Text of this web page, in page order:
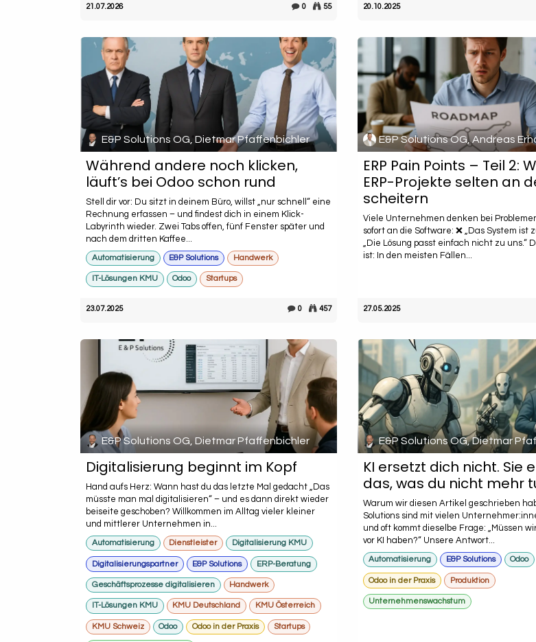
21.07.2026 0 55 20.10.2025
E&P Solutions OG, Dietmar Pfaffenbichler
Während andere noch klicken,
läuft’s bei Odoo schon rund
Stell dir vor: Du sitzt in deinem Büro, willst „nur schnell“ eine
Rechnung erfassen – und findest dich in einem Klick-
Labyrinth wieder. Zwei Tabs offen, fünf Fenster später und
nach dem dritten Kaffee...
Automatisierung E&P Solutions Handwerk
IT-Lösungen KMU Odoo Startups
23.07.2025 0 457
E&P Solutions OG, Andreas
ERP Pain Points – Teil 2:
ERP-Projekte selten an
scheitern
Viele Unternehmen denken bei
sofort an die Software: ❌ „Das System ist
„Die Lösung passt einfach nicht zu uns.“
ist: In den meisten Fällen...
27.05.2025
E&P Solutions OG, Dietmar Pfaffenbichler
Digitalisierung beginnt im Kopf
Hand aufs Herz: Wann hast du das letzte Mal gedacht „Das
müsste man mal digitalisieren“ – und es dann direkt wieder
beiseite geschoben? Willkommen im Alltag vieler kleiner
und mittlerer Unternehmen in...
Automatisierung Dienstleister Digitalisierung KMU
Digitalisierungspartner E&P Solutions ERP-Beratung
Geschäftsprozesse digitalisieren Handwerk
IT-Lösungen KMU KMU Deutschland KMU Österreich
KMU Schweiz Odoo Odoo in der Praxis Startups
E&P Solutions OG, Dietmar
KI ersetzt dich nicht. Sie
das, was du nicht mehr
Warum wir diesen Artikel geschrieben
Solutions sind mit vielen
und oft kommt dieselbe Frage: „Müssen
vor KI haben?“ Unsere Antwort...
Automatisierung E&P Solutions Odoo
Odoo in der Praxis Produktion
Unternehmenswachstum